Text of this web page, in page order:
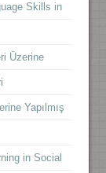
Skills in
Üzerine
Yapılmış
in Social